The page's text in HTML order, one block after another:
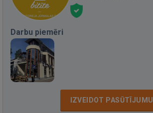
Darbu piemēri
IZVEIDOT PASŪTĪJUMU